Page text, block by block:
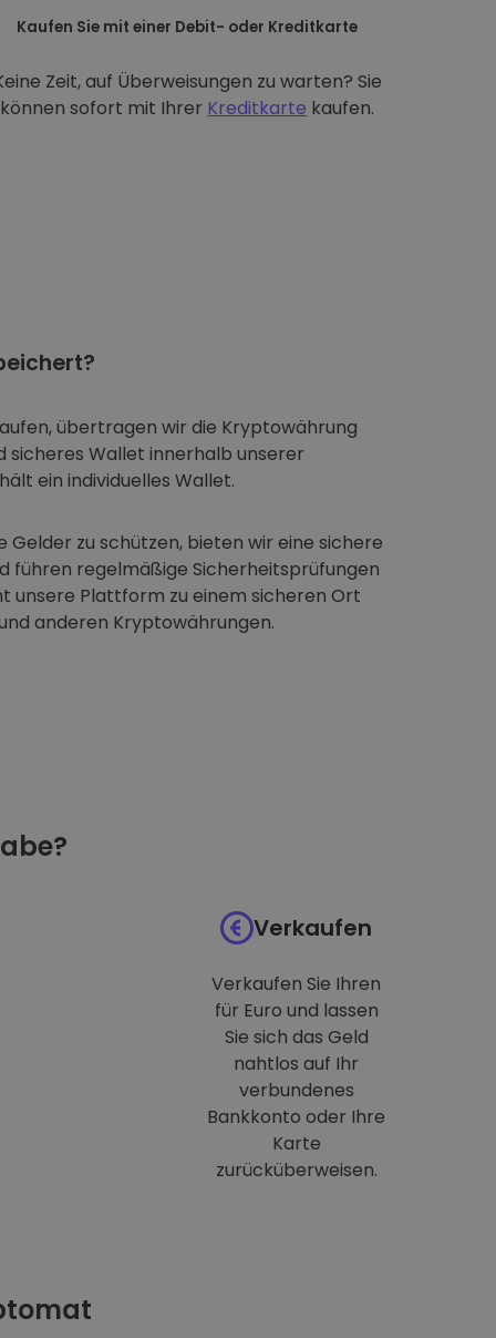
Kaufen Sie mit einer Debit- oder Kreditkarte
Zeit, auf Überweisungen zu warten? Sie
können sofort mit Ihrer Kreditkarte kaufen.
übertragen wir die Kryptowährung
sicheres Wallet innerhalb unserer
ein individuelles Wallet.
Gelder zu schützen, bieten wir eine sichere
führen regelmäßige Sicherheitsprüfungen
unsere Plattform zu einem sicheren Ort
anderen Kryptowährungen.
Verkaufen
Verkaufen Sie Ihren
für Euro und lassen
Sie sich das Geld
nahtlos auf Ihr
verbundenes
Bankkonto oder Ihre
Karte
zurücküberweisen.